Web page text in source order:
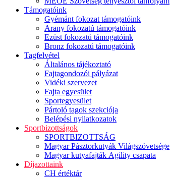
Támogatóink
Gyémánt fokozat támogatóink
Arany fokozatú támogatóink
Ezüst fokozatú támogatóink
Bronz fokozatú támogatóink
Tagfelvétel
Általános tájékoztató
Fajtagondozói pályázat
Vidéki szervezet
Fajta egyesület
Sportegyesület
Pártoló tagok szekciója
Belépési nyilatkozatok
Sportbizottságok
SPORTBIZOTTSÁG
Magyar Pásztorkutyák Világszövetsége
Magyar kutyafajták Agility csapata
Díjazottaink
CH értéktár